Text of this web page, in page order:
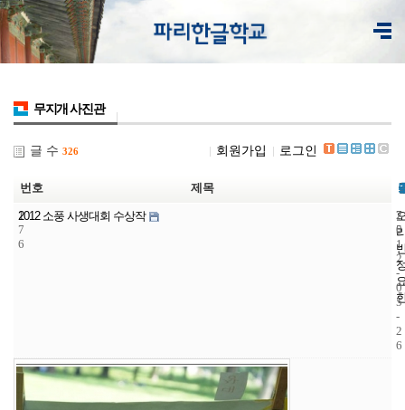
무지개 사진관
글 수 326 회원가입 로그인
번호 제목
1
7
6
2012 소풍 사생대회 수상작
7
5
2
0
1
2
-
0
5
-
2
6